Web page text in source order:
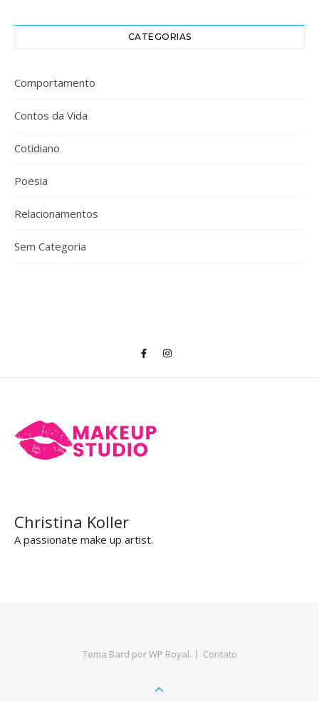
CATEGORIAS
Comportamento
Contos da Vida
Cotidiano
Poesia
Relacionamentos
Sem Categoria
Christina Koller
A passionate make up artist.
Tema Bard porWP Royal. Contato